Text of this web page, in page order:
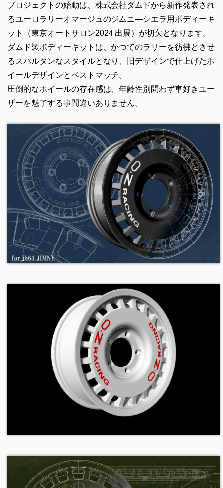
プロジェクトの始動は、株式会社ダムドから新作発表され
るユーロラリーオマージュのジムニ―シエラ用ボディーキ
ット（東京オートサロン2024 出展）が切⽋となります。
ダムド製ボディーキットは、かつてのラリーを彷彿とさせ
るスパルタンなスタイルとなり、旧デザインで仕上げたホ
イールデザインとベストマッチ。
圧倒的なホイールの存在感は、年齢性別問わず⾞好きユー
ザーを魅了する事間違いありません。